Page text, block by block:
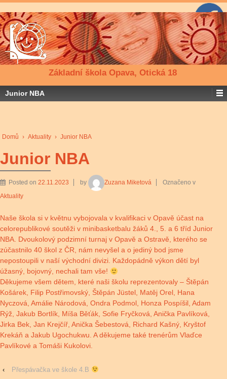
Základní škola Opava, Otická 18
Junior NBA
Domů › Aktuality › Junior NBA
Junior NBA
Posted on 22.11.2023 by Zuzana Miketová
Označeno v
Aktuality
Naše škola si v květnu vybojovala v kvalifikaci v Opavě účast na
celorepublikové soutěži v minibasketbalu žáků 4., 5. a 6 tříd Junior
NBA. Dvoukolový podzimní turnaj v Opavě a Ostravě, kterého se
zúčastnilo 40 škol z ČR, nám nevyšel a o jediný bod jsme
nepostoupili v naší východní divizi. Každopádně výkon dětí byl
úžasný, bojovný, nechali tam vše!
Děkujeme všem dětem, které naši školu reprezentovaly – Štěpán
Košárek, Filip Postřimovský, Štěpán Jüstel, Matěj Orel, Hana
Nyczová, Amálie Národová, Ondra Podmol, Honza Pospíšil, Adam
Rýž, Jakub Bortlík, Míša Běťák, Sofie Fryčková, Anička Pavlíková,
Jirka Bek, Jan Krejčíř, Anička Šebestová, Richard Kašný, Kryštof
Krekáň a Jakub Ugochukwu. A děkujeme také trenérům Vlaďce
Pavlíkové a Tomáši Kukolovi.
‹
Přespávačka ve škole 4.B